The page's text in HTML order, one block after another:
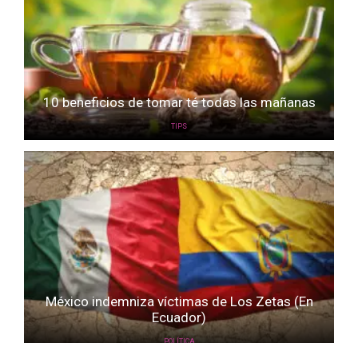
10 beneficios de tomar té todas las mañanas
TIPS
México indemniza víctimas de Los Zetas (En
Ecuador)
POLÍTICA